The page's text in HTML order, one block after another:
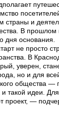
страны и
В прошлом
дня основания.
не просто
В
уверен,
но и для
общества —
и такой идеи.
проект, —